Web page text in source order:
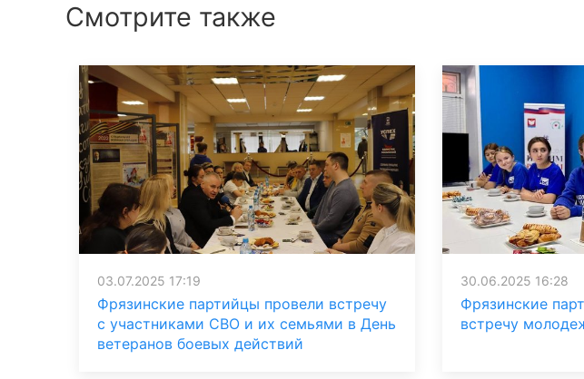
Смотрите также
03.07.2025 17:19
Фрязинские партийцы провели встречу
с участниками СВО и их семьями в День
ветеранов боевых действий
30.06.2025 16:28
Фрязинские
встречу